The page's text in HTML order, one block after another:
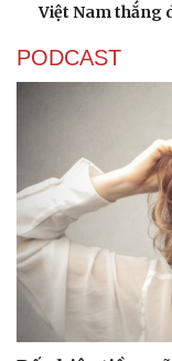
Việt Nam thắng
PODCAST